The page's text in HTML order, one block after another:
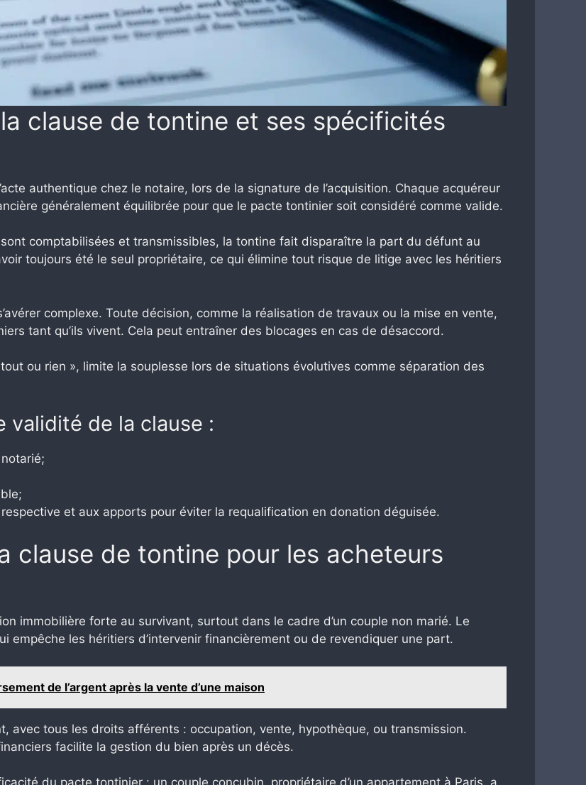
clause de tontine et ses spécificités
authentique chez le notaire, lors de la signature de l’acquisition. Chaque acquéreur
généralement équilibrée pour que le pacte tontinier soit considéré comme valide.
comptabilisées et transmissibles, la tontine fait disparaître la part du défunt au
toujours été le seul propriétaire, ce qui élimine tout risque de litige avec les héritiers
complexe. Toute décision, comme la réalisation de travaux ou la mise en vente,
tant qu’ils vivent. Cela peut entraîner des blocages en cas de désaccord.
ou rien », limite la souplesse lors de situations évolutives comme séparation des
validité de la clause :
et aux apports pour éviter la requalification en donation déguisée.
clause de tontine pour les acheteurs
immobilière forte au survivant, surtout dans le cadre d’un couple non marié. Le
empêche les héritiers d’intervenir financièrement ou de revendiquer une part.
de l’argent après la vente d’une maison
avec tous les droits afférents : occupation, vente, hypothèque, ou transmission.
facilite la gestion du bien après un décès.